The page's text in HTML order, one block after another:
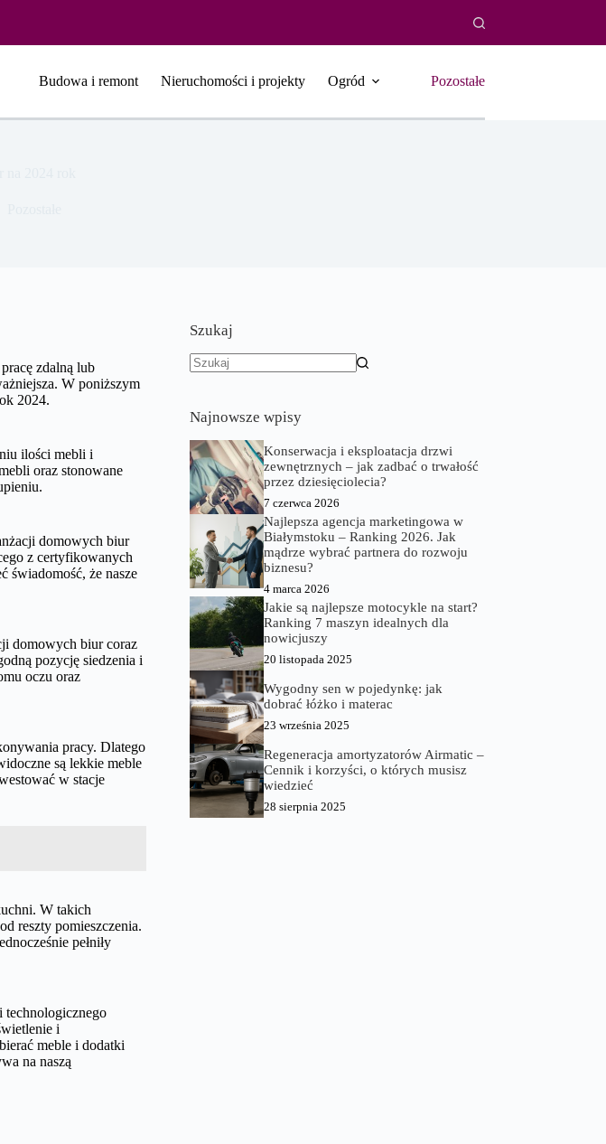
Budowa i remont Nieruchomości i projekty Ogród Pozostałe
zdalną lub
W poniższym
2024.
ilości mebli i
oraz stonowane
domowych biur
z certyfikowanych
świadomość, że nasze
domowych biur coraz
pozycję siedzenia i
oczu oraz
pracy. Dlatego
są lekkie meble
w stacje
W takich
reszty pomieszczenia.
pełniły
technologicznego
i
meble i dodatki
na naszą
Szukaj
Najnowsze wpisy
Konserwacja i eksploatacja drzwi
zewnętrznych – jak zadbać o trwałość
przez dziesięciolecia?
7 czerwca 2026
Najlepsza agencja marketingowa w
Białymstoku – Ranking 2026. Jak
mądrze wybrać partnera do rozwoju
biznesu?
4 marca 2026
Jakie są najlepsze motocykle na start?
Ranking 7 maszyn idealnych dla
nowicjuszy
20 listopada 2025
Wygodny sen w pojedynkę: jak
dobrać łóżko i materac
23 września 2025
Regeneracja amortyzatorów Airmatic –
Cennik i korzyści, o których musisz
wiedzieć
28 sierpnia 2025